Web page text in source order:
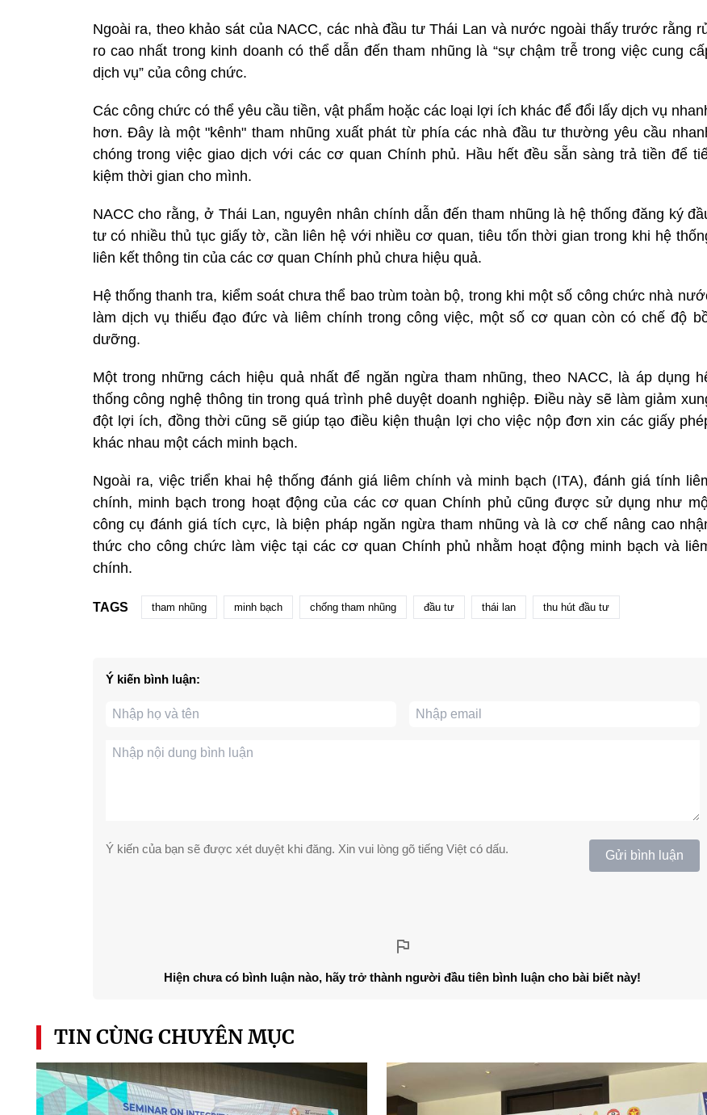
Ngoài ra, theo khảo sát của NACC, các nhà đầu tư Thái Lan và nước ngoài thấy trước rằng
ro cao nhất trong kinh doanh có thể dẫn đến tham nhũng là “sự chậm trễ trong việc cung
dịch vụ” của công chức.
Các công chức có thể yêu cầu tiền, vật phẩm hoặc các loại lợi ích khác để đổi lấy dịch vụ
hơn. Đây là một "kênh" tham nhũng xuất phát từ phía các nhà đầu tư thường yêu cầu
chóng trong việc giao dịch với các cơ quan Chính phủ. Hầu hết đều sẵn sàng trả tiền để
kiệm thời gian cho mình.
NACC cho rằng, ở Thái Lan, nguyên nhân chính dẫn đến tham nhũng là hệ thống đăng ký
tư có nhiều thủ tục giấy tờ, cần liên hệ với nhiều cơ quan, tiêu tốn thời gian trong khi hệ
liên kết thông tin của các cơ quan Chính phủ chưa hiệu quả.
Hệ thống thanh tra, kiểm soát chưa thể bao trùm toàn bộ, trong khi một số công chức nhà
làm dịch vụ thiếu đạo đức và liêm chính trong công việc, một số cơ quan còn có chế độ
dưỡng.
Một trong những cách hiệu quả nhất để ngăn ngừa tham nhũng, theo NACC, là áp dụng
thống công nghệ thông tin trong quá trình phê duyệt doanh nghiệp. Điều này sẽ làm giảm
đột lợi ích, đồng thời cũng sẽ giúp tạo điều kiện thuận lợi cho việc nộp đơn xin các giấy
khác nhau một cách minh bạch.
Ngoài ra, việc triển khai hệ thống đánh giá liêm chính và minh bạch (ITA), đánh giá tính
chính, minh bạch trong hoạt động của các cơ quan Chính phủ cũng được sử dụng như
công cụ đánh giá tích cực, là biện pháp ngăn ngừa tham nhũng và là cơ chế nâng cao
thức cho công chức làm việc tại các cơ quan Chính phủ nhằm hoạt động minh bạch và
chính.
TAGS tham nhũng minh bạch chống tham nhũng đầu tư thái lan thu hút đầu tư
Ý kiến bình luận:
Ý kiến của bạn sẽ được xét duyệt khi đăng. Xin vui lòng gõ tiếng Việt có dấu. Gửi bình luận
Hiện chưa có bình luận nào, hãy trở thành người đầu tiên bình luận cho bài biết này!
TIN CÙNG CHUYÊN MỤC